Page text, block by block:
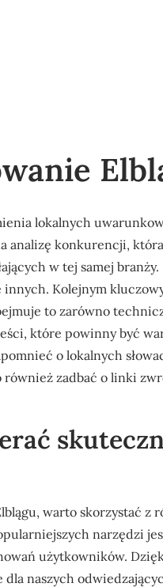
lokalnych
analizę konkurencji,
w tej samej
Kolejnym
to zarówno
które powinny być
o lokalnych
zadbać o linki
warto skorzystać z
narzędzi
użytkowników.
naszych